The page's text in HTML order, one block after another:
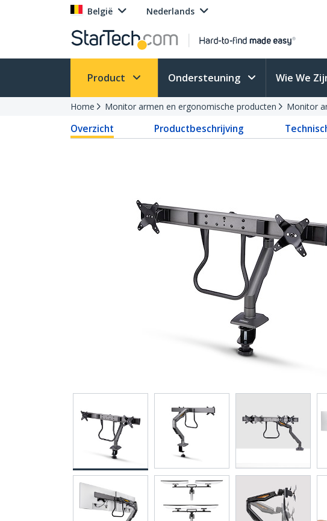
België Nederlands
Product Ondersteuning Wie We
Home Monitor armen en ergonomische producten Monitor
Overzicht Productbeschrijving